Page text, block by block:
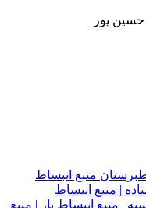
حسین پور
منبع انبساط
| منبع انبساط
| منبع انبساط باز | منبع